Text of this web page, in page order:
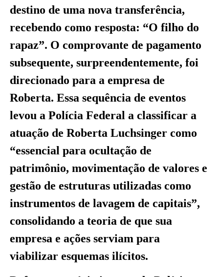
destino de uma nova transferência,
recebendo como resposta: “O filho do
rapaz”. O comprovante de pagamento
subsequente, surpreendentemente, foi
direcionado para a empresa de
Roberta. Essa sequência de eventos
levou a Polícia Federal a classificar a
atuação de Roberta Luchsinger como
“essencial para ocultação de
patrimônio, movimentação de valores e
gestão de estruturas utilizadas como
instrumentos de lavagem de capitais”,
consolidando a teoria de que sua
empresa e ações serviam para
viabilizar esquemas ilícitos.